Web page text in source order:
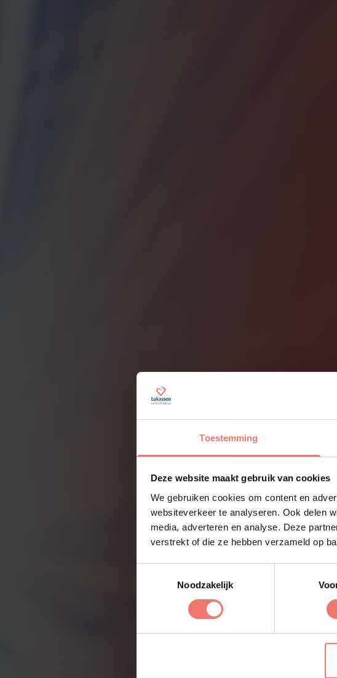
Toestemming
Deze website maakt gebruik van cookies
We gebruiken cookies om content en
websiteverkeer te analyseren. Ook delen
media, adverteren en analyse. Deze
verstrekt of die ze hebben verzameld op
Noodzakelijk
Zoek artiest /